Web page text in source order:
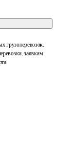
грузоперевозок.
заявкам